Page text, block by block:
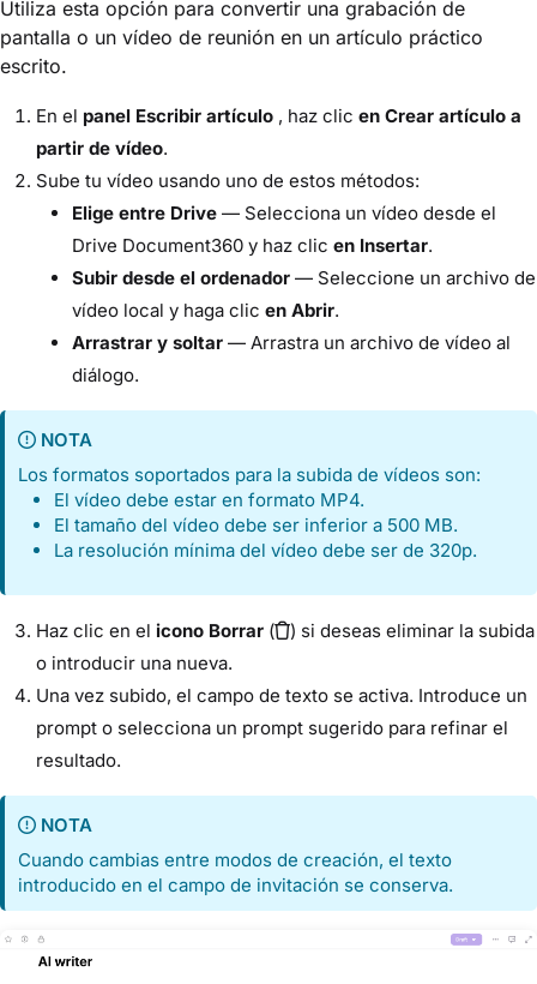
Utiliza esta opción para convertir una grabación de
pantalla o un vídeo de reunión en un artículo práctico
escrito.
En el panel Escribir artículo , haz clic en Crear artículo a
partir de vídeo.
Sube tu vídeo usando uno de estos métodos:
Elige entre Drive — Selecciona un vídeo desde el
Drive Document360 y haz clic en Insertar.
Subir desde el ordenador — Seleccione un archivo de
vídeo local y haga clic en Abrir.
Arrastrar y soltar — Arrastra un archivo de vídeo al
diálogo.
NOTA
Los formatos soportados para la subida de vídeos son:
El vídeo debe estar en formato MP4.
El tamaño del vídeo debe ser inferior a 500 MB.
La resolución mínima del vídeo debe ser de 320p.
Haz clic en el icono Borrar (
) si deseas eliminar la subida
o introducir una nueva.
Una vez subido, el campo de texto se activa. Introduce un
prompt o selecciona un prompt sugerido para refinar el
resultado.
NOTA
Cuando cambias entre modos de creación, el texto
introducido en el campo de invitación se conserva.